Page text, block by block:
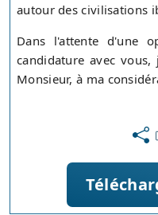
autour des civilisations
Dans l'attente d'une
candidature avec
Monsieur, à ma